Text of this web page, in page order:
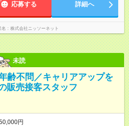
応募する 詳細へ
名 株式会社ニッソーネット
未読
齢不問／キャリアアップを
販売接客スタッフ
円